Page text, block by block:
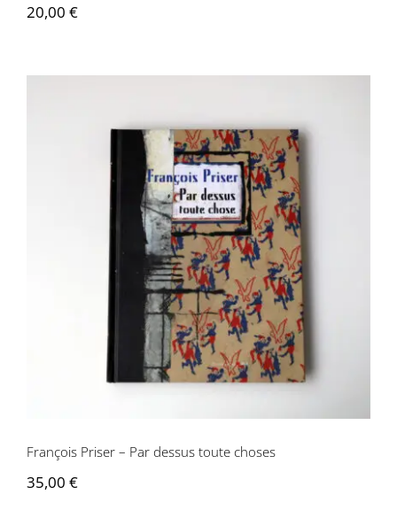
20,00 €
François Priser – Par dessus toute
choses
François Priser – Par dessus toute choses
35,00 €